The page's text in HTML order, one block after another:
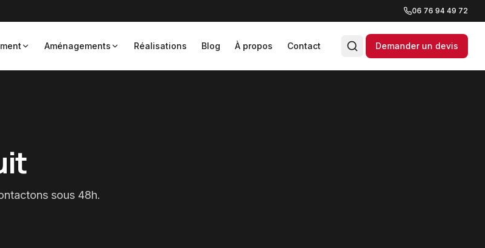
06 76 94 49 72
Aménagements Réalisations Blog À propos Contact Demander un devis
sous 48h.